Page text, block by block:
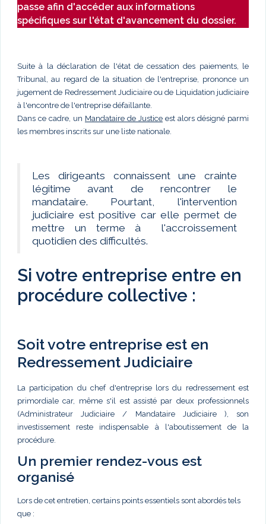
passe afin d'accéder aux informations
spécifiques sur l'état d'avancement du dossier.
Suite à la déclaration de l'état de cessation des paiements, le
Tribunal, au regard de la situation de l'entreprise, prononce un
jugement de Redressement Judiciaire ou de Liquidation judiciaire
à l'encontre de l'entreprise défaillante.
Dans ce cadre, un Mandataire de Justice est alors désigné parmi
les membres inscrits sur une liste nationale.
Les dirigeants connaissent une crainte
légitime avant de rencontrer le
mandataire. Pourtant, l'intervention
judiciaire est positive car elle permet de
mettre un terme à l'accroissement
quotidien des difficultés.
Si votre entreprise entre en
procédure collective :
Soit votre entreprise est en
Redressement Judiciaire
La participation du chef d'entreprise lors du redressement est
primordiale car, même s'il est assisté par deux professionnels
(Administrateur Judiciaire / Mandataire Judiciaire ), son
investissement reste indispensable à l'aboutissement de la
procédure.
Un premier rendez-vous est
organisé
Lors de cet entretien, certains points essentiels sont abordés tels
que :